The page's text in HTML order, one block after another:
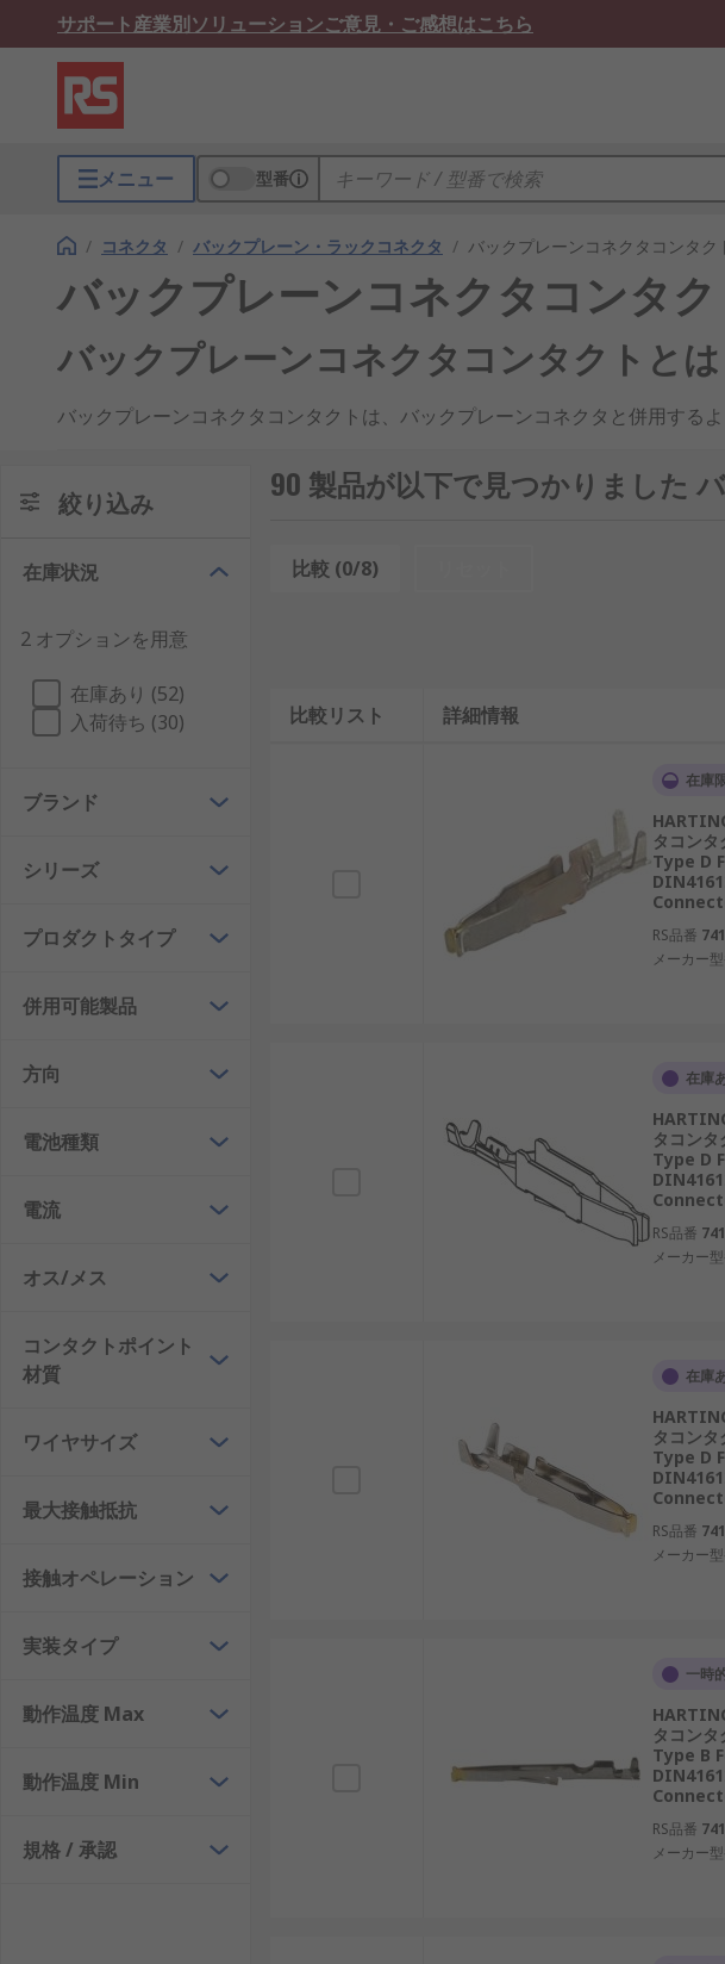
サポート産業別ソリューションご意見・ご感想はこちら
メニュー 型番
/ コネクタ / バックプレーン・ラックコネクタ / バックプレーンコネクタコンタク
バックプレーンコネクタコンタク
バックプレーンコネクタコンタクトとは
バックプレーンコネクタコンタクトは、バックプレーンコネクタと併用する
列に接続されます。こうしたコネクタは、DIN41612機器 で使用できます。
バックプレーンコネクタの種類
バックプレーンコネクタは、さまざまな金属(銅、真鍮など)でできており、
ます。一部のコンタクトは終端処理方法も異なり、圧着式、はんだ付け、又
DINコネクタコンタクトは、広く普及しており、基板同士を接続する
絞り込み
在庫状況
2 オプションを用意
在庫あり (52)
入荷待ち (30)
ブランド
シリーズ
プロダクトタイプ
併用可能製品
方向
電池種類
電流
オス/メス
コンタクトポイント
材質
ワイヤサイズ
最大接触抵抗
接触オペレーション
実装タイプ
動作温度 Max
動作温度 Min
規格 / 承認
90 製品が以下で見つかりました
比較 (0/8)
比較リスト 詳細情報
在庫
タコン
Type D
RS品番
メーカー
在庫
タコン
Type D
RS品番
メーカー
在庫
タコン
Type D
RS品番
メーカー
一時
タコン
Type B
RS品番
メーカー